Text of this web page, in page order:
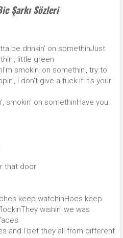
Şarkı Sözleri
be drinkin' on somethinJust
little green
smokin' on somethin', try to
I don't give a fuck if it's your
smokin' on somethinHave you
that door
keep watchinHoes keep
wishin' we was
and I bet they all from different